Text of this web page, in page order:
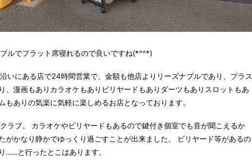
ルでフラット席寝れるので良いですね(*^^*)
いにある店で24時間営業で、金額も他店よりリーズナブルであり、プラス
、漫画もありカラオケもありビリヤードもありダーツもありスロットもあ
もありの気楽に気軽に楽しめるお店となっております。
ラブ。 カラオケやビリヤードもあるので鍵付き個室でも音が聞こえるか
がかなり静かでゆっくり過ごすことが出来ました。 ビリヤード等があるの
……と行ったとこはあります。